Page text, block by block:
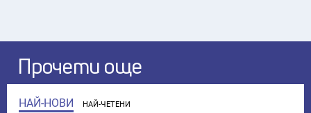
Прочети още
НАЙ-НОВИ НАЙ-ЧЕТЕНИ